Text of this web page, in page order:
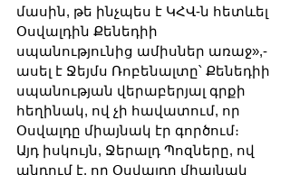
մասին, թե ինչպես է ԿՀՎ-ն հետևել
Օսվալդին Քենեդիի
սպանությունից ամիսներ առաջ»,-
ասել է Ջեյմս Ռոբենալտը՝ Քենեդիի
սպանության վերաբերյալ գրքի
հեղինակ, ով չի հավատում, որ
Օսվալդը միայնակ էր գործում։
Այդ իսկույն, Ջերալդ Պոզները, ով
պնդում է, որ Օսվալդը միայնակ